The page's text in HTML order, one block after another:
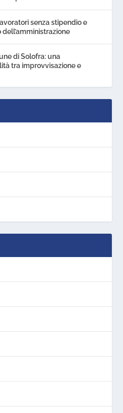
senza stipendio e
dell’amministrazione
di Solofra: una
tra improvvisazione e